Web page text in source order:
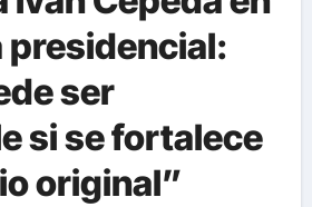
presidencial:
ser
si se fortalece
original”